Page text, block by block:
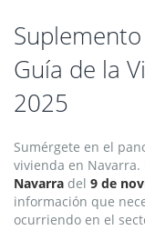
Guía de la
2025
Sumérgete en el
vivienda en
Navarra del 9 de
información que
ocurriendo en el
Saltar
al
comienzo
de
la
imágenes